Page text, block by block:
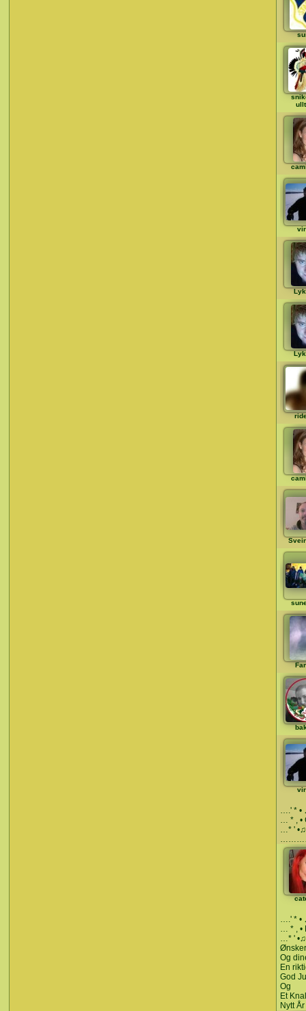
….' * •
… * , •
…* '
….' * •
… * , •
…* '
Og
En
God
Og
Et
Nytt År